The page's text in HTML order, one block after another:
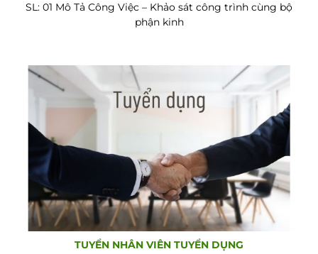
SL: 01 Mô Tả Công Việc – Khảo sát công trình cùng bộ
phận kinh
TUYỂN NHÂN VIÊN TUYỂN DỤNG